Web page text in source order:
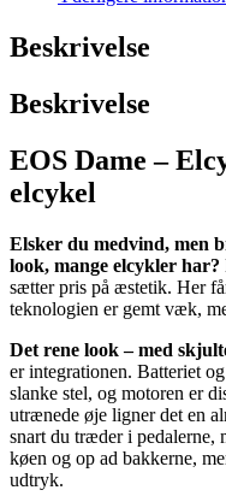
Beskrivelse
Beskrivelse
EOS Dame –
elcykel
Elsker du medvind, men
look, mange elcykler har?
sætter pris på æstetik. Her
teknologien er gemt væk,
Det rene look – med
er integrationen. Batteriet
slanke stel, og motoren er
utrænede øje ligner det en
snart du træder i
køen og op ad bakkerne,
udtryk.